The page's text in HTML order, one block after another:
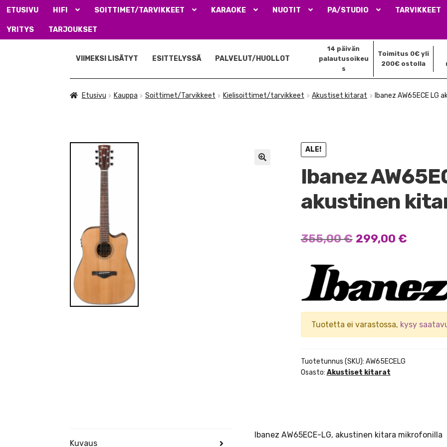
ETUSIVU HIFI SOITTIMET/TARVIKKEET KARAOKE NUOTIT PA/STUDIO TARVIKKEET
YRITYS TARJOUKSET
navigointiin
sisältöön
14 päivän
palautusoikeu
s
Toimitus 0€ yli
200€ ostolla
VIIMEKSI LISÄTYT ESITTELYSSÄ PALVELUT/HUOLLOT
Etusivu Kauppa Soittimet/Tarvikkeet Kielisoittimet/tarvikkeet Akustiset kitarat Ibanez AW65ECE LG
ALE!
Ibanez
akustinen
355,00€ Alkuperäinen
355,00 €.
299,00 €
299,00
Tuotetta ei varastossa, kysy
Tuotetunnus (SKU): AW65ECELG
Osasto: Akustiset kitarat
Kuvaus
Ibanez AW65ECE-LG, akustinen kitara mikrofonilla